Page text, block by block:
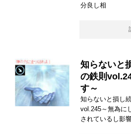
分良し相
知らないと
の鉄則
す～
知らないと損し
vol.245～無為に
されているし影